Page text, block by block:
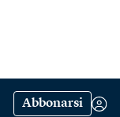
Abbonarsi